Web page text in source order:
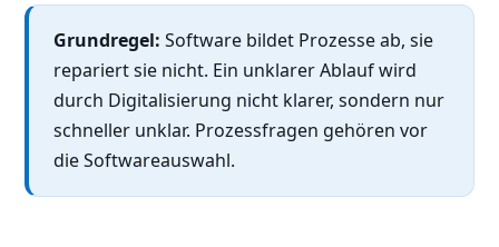
Grundregel: Software bildet Prozesse ab, sie
repariert sie nicht. Ein unklarer Ablauf wird
durch Digitalisierung nicht klarer, sondern nur
schneller unklar. Prozessfragen gehören vor
die Softwareauswahl.